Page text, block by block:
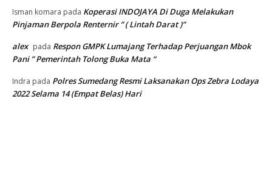
Isman komara pada Koperasi INDOJAYA Di Duga Melakukan
Pinjaman Berpola Renternir ” ( Lintah Darat )”
alex pada Respon GMPK Lumajang Terhadap Perjuangan Mbok
Pani ” Pemerintah Tolong Buka Mata “
Indra pada Polres Sumedang Resmi Laksanakan Ops Zebra Lodaya
2022 Selama 14 (Empat Belas) Hari